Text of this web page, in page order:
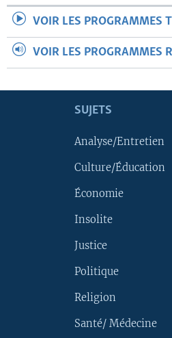
VOIR LES PROGRAMMES
VOIR LES PROGRAMMES
SUJETS
Analyse/Entretien
Culture/Éducation
Économie
Insolite
Justice
Politique
Religion
Santé/ Médecine